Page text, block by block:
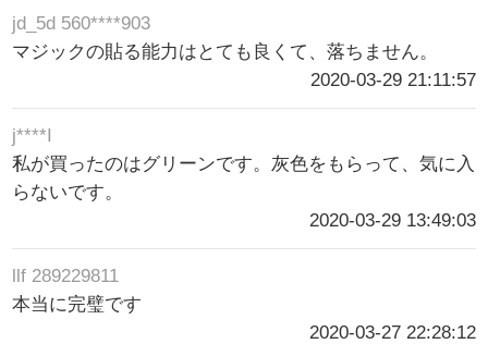
jd_5d 560****903
マジックの貼る能力はとても良くて、落ちません。
2020-03-29 21:11:57
j****I
私が買ったのはグリーンです。灰色をもらって、気に入
らないです。
2020-03-29 13:49:03
llf 289229811
本当に完璧です
2020-03-27 22:28:12